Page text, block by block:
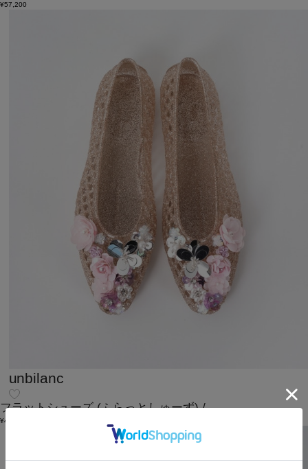
¥57,200
unbilanc
フラットシューズ(ふらっとしゅーず) /
¥48,400